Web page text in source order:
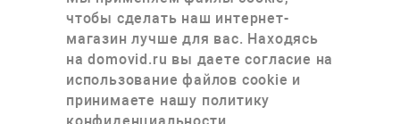
чтобы сделать наш интернет-
магазин лучше для вас. Находясь
на domovid.ru вы даете согласие на
использование файлов cookie и
принимаете нашу политику